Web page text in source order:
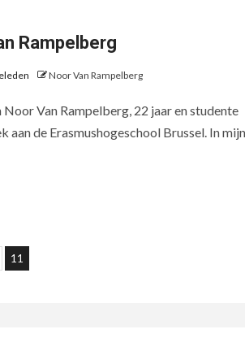
Rampelberg
Noor Van Rampelberg
Noor Van Rampelberg, 22 jaar en studente
aan de Erasmushogeschool Brussel. In
11